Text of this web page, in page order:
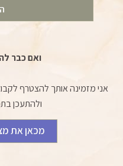
ואם כבר
אני מזמינה אותך להצטרף
ולהתעכן
מכאן את